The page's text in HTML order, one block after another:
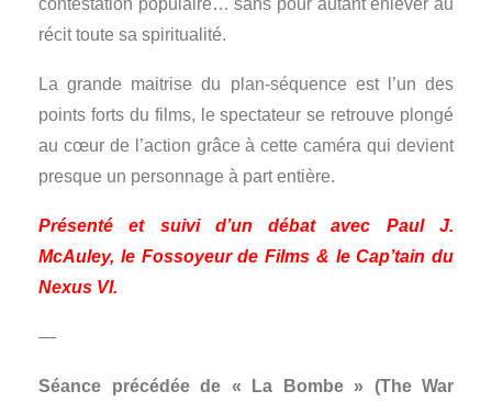
contestation populaire… sans pour autant enlever au
récit toute sa spiritualité.
La grande maitrise du plan-séquence est l’un des
points forts du films, le spectateur se retrouve plongé
au cœur de l’action grâce à cette caméra qui devient
presque un personnage à part entière.
Présenté et suivi d’un débat avec Paul J.
McAuley, le Fossoyeur de Films & le Cap’tain du
Nexus VI.
—
Séance précédée de « La Bombe » (The War